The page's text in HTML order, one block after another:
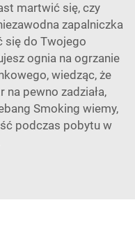
martwić się, czy
zapalniczka
się do Twojego
ognia na ogrzanie
wiedząc, że
pewno zadziała,
Smoking wiemy,
podczas pobytu w